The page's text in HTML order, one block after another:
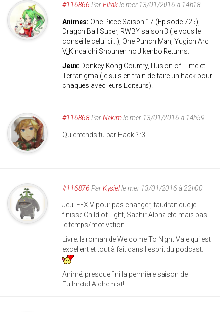
#116866 ParElliakle mer 13/01/2016 à 14h18
Animes: One Piece Saison 17 (Episode 725),
Dragon Ball Super, RWBY saison 3 (je vous le
conseille celui ci...), One Punch Man, Yugioh Arc
V, Kindaichi Shounen no Jikenbo Returns.
Jeux: Donkey Kong Country, Illusion of Time et
Terranigma (je suis en train de faire un hack pour
chaques avec leurs Editeurs).
#116868ParNakimle mer 13/01/2016 à 14h59
Qu'entends tu par Hack ? :3
#116876 ParKysielle mer 13/01/2016 à 22h00
Jeu: FFXIV pour pas changer, faudrait que je
finisse Child of Light, Saphir Alpha etc mais pas
le temps/motivation.
Livre: le roman de Welcome To Night Vale qui est
excellent et tout à fait dans l'esprit du podcast.
Animé: presque fini la permière saison de
Fullmetal Alchemist!